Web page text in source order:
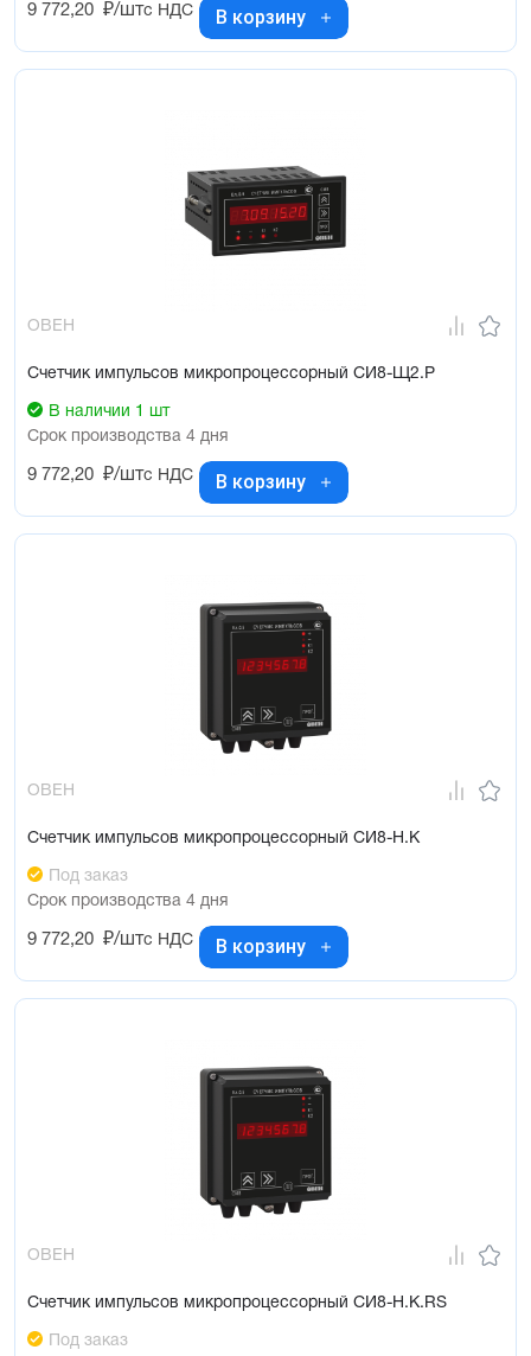
9 772,20 ₽/штс НДС В корзину
ОВЕН
Счетчик импульсов микропроцессорный СИ8-Щ2.Р
В наличии 1 шт
Срок производства 4 дня
9 772,20 ₽/штс НДС В корзину
ОВЕН
Счетчик импульсов микропроцессорный СИ8-Н.К
Под заказ
Срок производства 4 дня
9 772,20 ₽/штс НДС В корзину
ОВЕН
Счетчик импульсов микропроцессорный СИ8-Н.К.RS
Под заказ